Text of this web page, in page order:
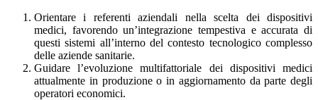
Orientare i referenti aziendali nella scelta dei dispositivi
medici, favorendo un’integrazione tempestiva e accurata di
questi sistemi all’interno del contesto tecnologico complesso
delle aziende sanitarie.
Guidare l’evoluzione multifattoriale dei dispositivi medici
attualmente in produzione o in aggiornamento da parte degli
operatori economici.